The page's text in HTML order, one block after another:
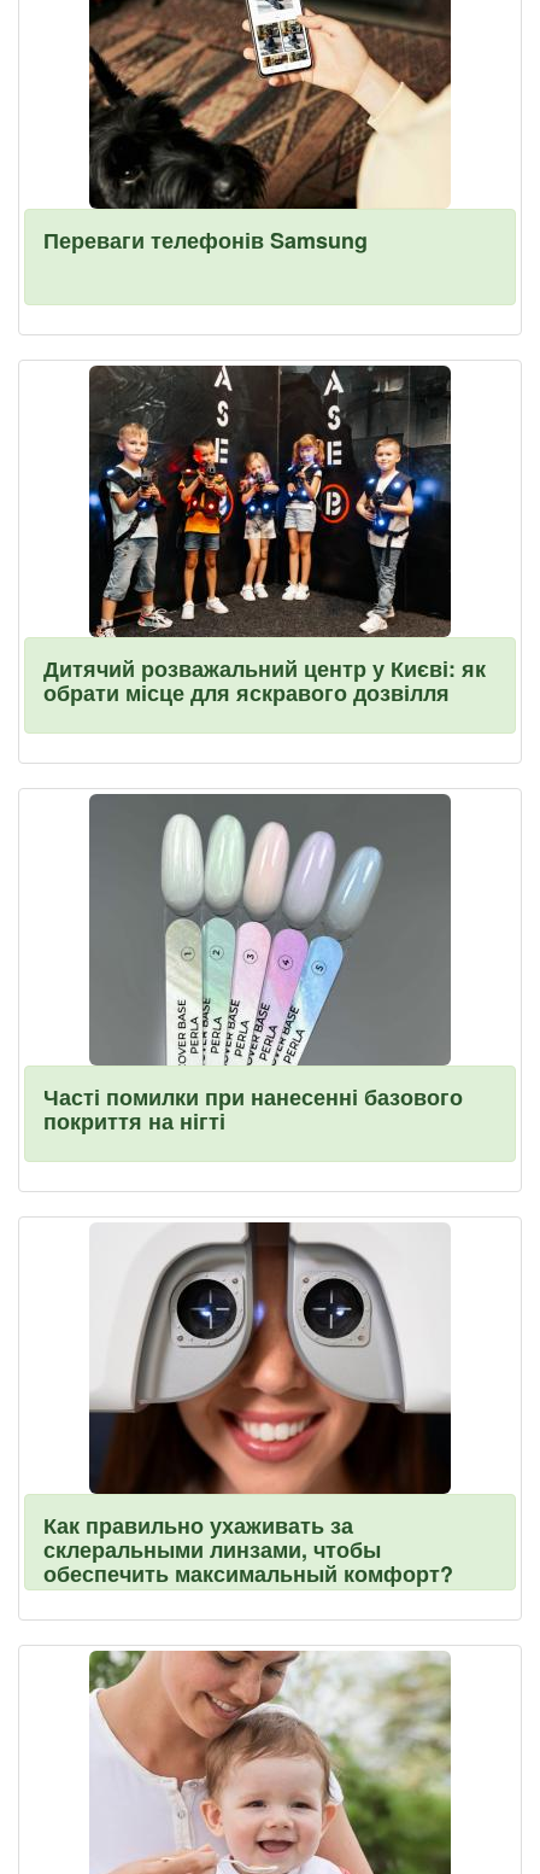
Переваги телефонів Samsung
Дитячий розважальний центр у Києві: як
обрати місце для яскравого дозвілля
Часті помилки при нанесенні базового
покриття на нігті
Как правильно ухаживать за
склеральными линзами, чтобы
обеспечить максимальный комфорт?